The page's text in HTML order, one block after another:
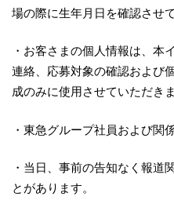
場の際に生年月日を確認させ
・お客さまの個人情報は、本
連絡、応募対象の確認および
成のみに使用させていただきま
・東急グループ社員および関
・当日、事前の告知なく報道
とがあります。